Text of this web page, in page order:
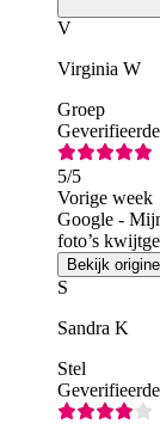
V
Virginia W
Groep
5/5
Vorige week
Google -
foto’s
Bekijk
S
Sandra K
Stel